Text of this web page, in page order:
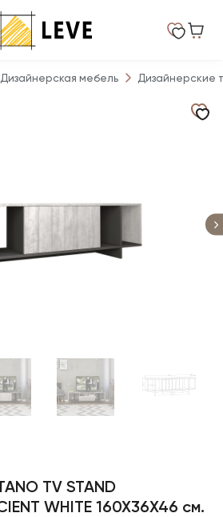
Дизайнерская мебель Дизайнерские
TV STAND
WHITE 160X36X46 см.